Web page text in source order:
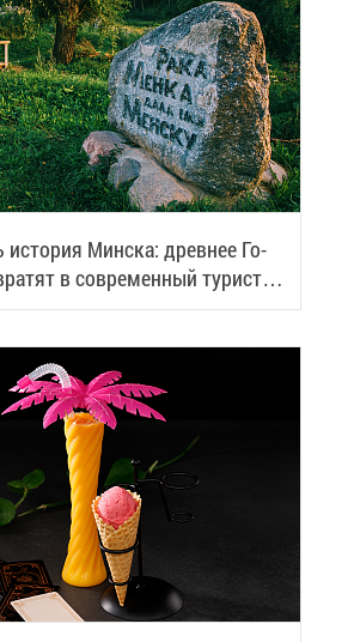
ис­то­рия Мин­ска: древ­нее Го­
в со­вре­мен­ный ту­ри­сти­